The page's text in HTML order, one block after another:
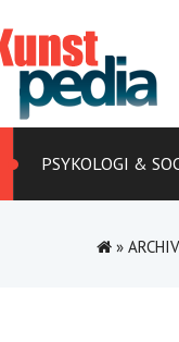
PSYKOLOGI &
»